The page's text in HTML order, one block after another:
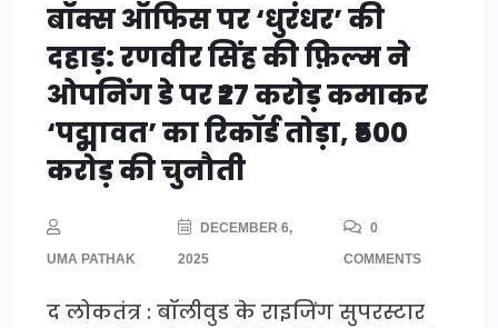
बॉक्स ऑफिस पर ‘धुरंधर’ की
दहाड़: रणवीर सिंह की फ़िल्म ने
ओपनिंग डे पर ₹27 करोड़ कमाकर
‘पद्मावत’ का रिकॉर्ड तोड़ा, ₹500
करोड़ की चुनौती
UMA PATHAK
DECEMBER 6,
2025
0
COMMENTS
द लोकतंत्र : बॉलीवुड के राइजिंग सुपरस्टार